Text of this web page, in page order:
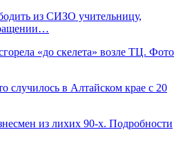
из СИЗО учительницу,
«до скелета» возле ТЦ. Фото
случилось в Алтайском крае с 20
из лихих 90-х. Подробности